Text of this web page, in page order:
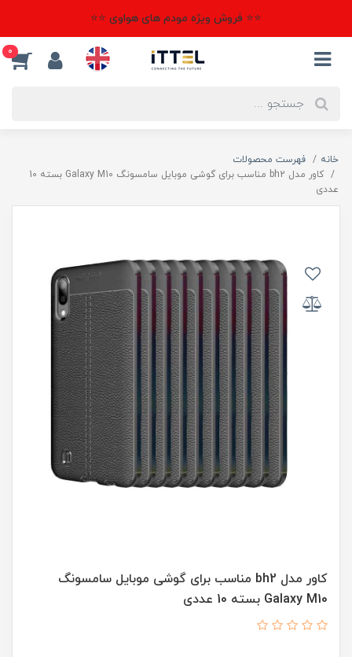
⭐⭐ فروش ویژه مودم های هواوی ⭐⭐
0
خانه
فهرست محصولات
کاور مدل bh2 مناسب برای گوشی موبایل سامسونگ Galaxy M10 بسته 10
عددی
کاور مدل bh2 مناسب برای گوشی موبایل سامسونگ
Galaxy M10 بسته 10 عددی